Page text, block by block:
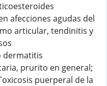
afecciones agudas del
articular, tendinitis y
dermatitis
prurito en general;
puerperal de la